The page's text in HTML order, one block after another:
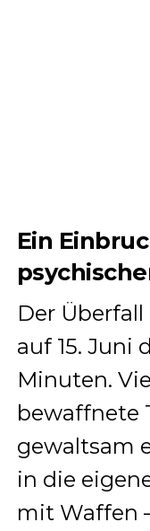
Ein
Der
auf 15. Juni
Minuten.
bewaffnete
gewaltsam
in die
mit Waffen